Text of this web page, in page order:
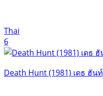
Thai
6
Death Hunt (1981) เดธ ฮันท์